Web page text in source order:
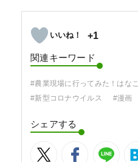
+1
関連キーワード
#農業現場に行ってみた！はな
#新型コロナウイルス
#漫画
シェアする